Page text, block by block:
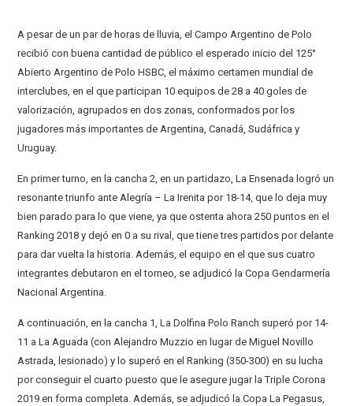
A pesar de un par de horas de lluvia, el Campo Argentino de Polo
recibió con buena cantidad de público el esperado inicio del 125°
Abierto Argentino de Polo HSBC, el máximo certamen mundial de
interclubes, en el que participan 10 equipos de 28 a 40 goles de
valorización, agrupados en dos zonas, conformados por los
jugadores más importantes de Argentina, Canadá, Sudáfrica y
Uruguay.
En primer turno, en la cancha 2, en un partidazo, La Ensenada logró un
resonante triunfo ante Alegría – La Irenita por 18-14, que lo deja muy
bien parado para lo que viene, ya que ostenta ahora 250 puntos en el
Ranking 2018 y dejó en 0 a su rival, que tiene tres partidos por delante
para dar vuelta la historia. Además, el equipo en el que sus cuatro
integrantes debutaron en el torneo, se adjudicó la Copa Gendarmería
Nacional Argentina.
A continuación, en la cancha 1, La Dolfina Polo Ranch superó por 14-
11 a La Aguada (con Alejandro Muzzio en lugar de Miguel Novillo
Astrada, lesionado) y lo superó en el Ranking (350-300) en su lucha
por conseguir el cuarto puesto que le asegure jugar la Triple Corona
2019 en forma completa. Además, se adjudicó la Copa La Pegasus,